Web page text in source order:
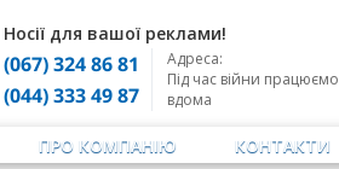
Носії для вашої реклами!
(067) 324 86 81
(044) 333 49 87
Адреса:
Під час війни працюємо
вдома
ПРО КОМПАНІЮ КОНТАКТИ